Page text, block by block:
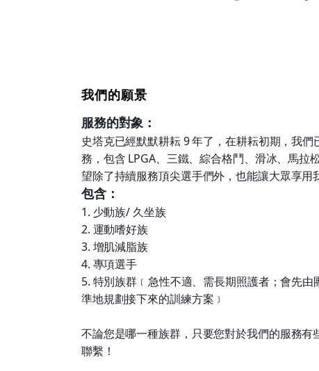
我們的願景
服務的對象：
史塔克已經默默耕耘 9 年了，在耕耘初期，我
務，包含 LPGA、三鐵、綜合格鬥、滑冰、馬拉
望除了持續服務頂尖選手們外，也能讓大眾享用
包含：
1. 少動族/ 久坐族
2. 運動嗜好族
3. 增肌減脂族
4. 專項選手
5. 特別族群﹝急性不適、需長期照護者；會先
準地規劃接下來的訓練方案﹞
不論您是哪一種族群，只要您對於我們的服務有
聯繫！